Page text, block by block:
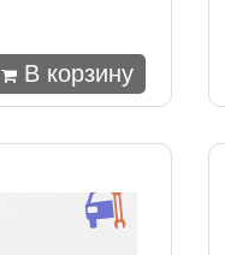
В корзину